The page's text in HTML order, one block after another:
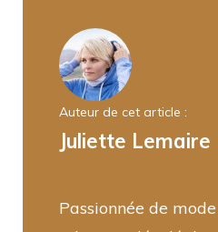
Auteur de cet article :
Juliette Lemaire
Passionnée de